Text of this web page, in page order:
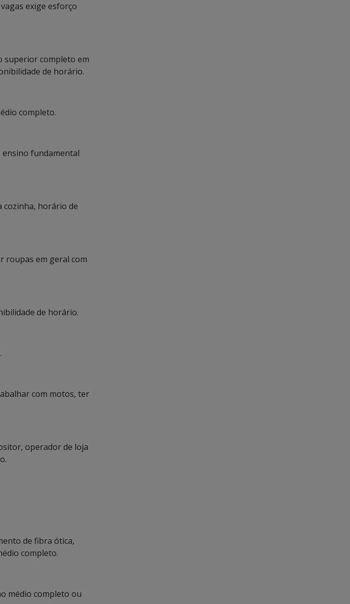
exige esforço
superior completo em
de horário.
completo.
ensino fundamental
cozinha, horário de
roupas em geral com
de horário.
com motos, ter
operador de loja
de fibra ótica,
completo.
médio completo ou